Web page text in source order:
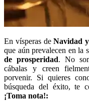
En vísperas deNavidad
que aún prevalecen en la
de prosperidad. No
cábalas y creen
porvenir. Si quieres
búsqueda del éxito, te
¡Toma nota!: